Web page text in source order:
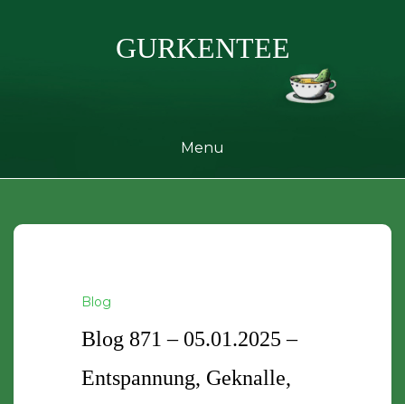
GURKENTEE
Menu
Blog
Blog 871 – 05.01.2025 –
Entspannung, Geknalle,